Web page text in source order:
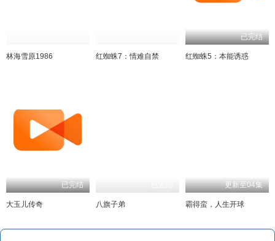
林海雪原1986 红蜘蛛7：情难自禁
已完结
红蜘蛛5：本能诱惑
已完结
大玉儿传奇 八旗子弟
更新至04集
霸得蛮，人生开球